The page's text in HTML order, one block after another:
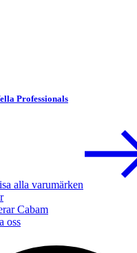
Professionals
alla varumärken
Cabam
oss